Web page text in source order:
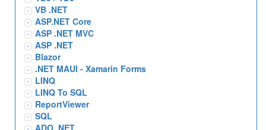
VB .NET
ASP.NET Core
ASP .NET MVC
ASP .NET
Blazor
.NET MAUI - Xamarin Forms
LINQ
LINQ To SQL
ReportViewer
SQL
ADO .NET